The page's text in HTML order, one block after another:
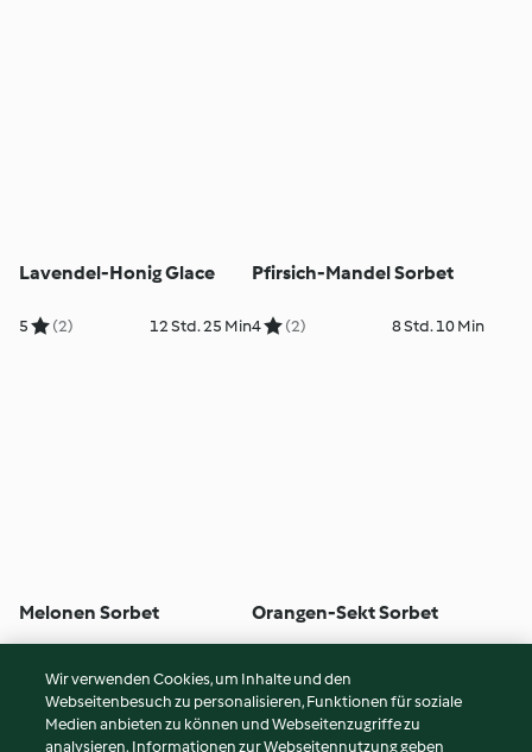
Lavendel-Honig Glace
5 (2) 12 Std. 25 Min
Pfirsich-Mandel Sorbet
4 (2) 8 Std. 10 Min
Melonen Sorbet Orangen-Sekt Sorbet
© Copyright 2026
Wir verwenden Cookies, um Inhalte und den
Webseitenbesuch zu personalisieren, Funktionen für soziale
Medien anbieten zu können und Webseitenzugriffe zu
analysieren. Informationen zur Webseitennutzung geben